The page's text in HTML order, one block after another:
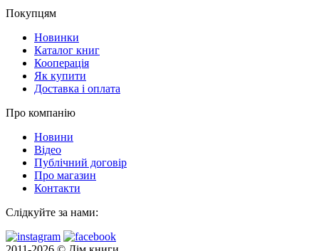
Покупцям
Новинки
Каталог книг
Кооперація
Як купити
Доставка і оплата
Про компанію
Новини
Відео
Публічний договір
Про магазин
Контакти
Слідкуйте за нами: